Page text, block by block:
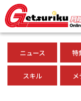
ニュース 特
スキル メ